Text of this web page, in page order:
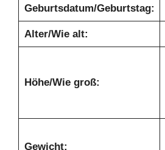
Geburtsdatum/Geburtstag:
Alter/Wie alt:
Höhe/Wie groß:
Gewicht: